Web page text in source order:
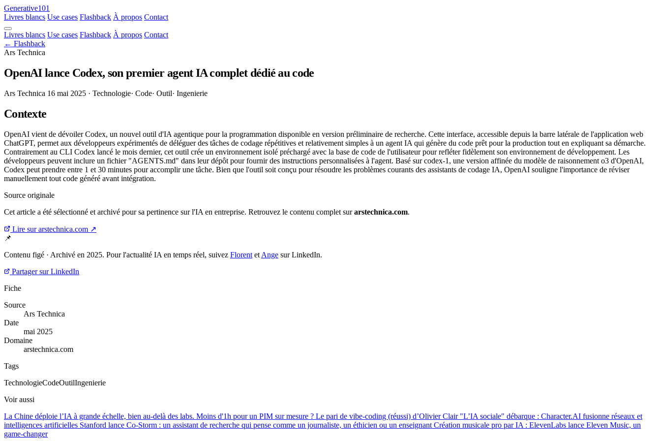
Generative101
Livres blancs Use cases Flashback À propos Contact
Livres blancs Use cases Flashback À propos Contact
← Flashback
Ars Technica
OpenAI lance Codex, son premier agent IA complet dédié au code
Ars Technica 16 mai 2025 · Technologie· Code· Outil· Ingenierie
Contexte
OpenAI vient de dévoiler Codex, un nouvel outil d'IA agentique pour la programmation disponible en version préliminaire de recherche. Cette interface, accessible depuis la barre latérale de l'application web
ChatGPT, permet aux développeurs expérimentés de déléguer des tâches de codage répétitives et relativement simples à un agent IA qui génère du code prêt pour la production tout en expliquant sa démarche.
Contrairement au CLI Codex lancé le mois dernier, cet outil crée un environnement isolé préchargé avec la base de code de l'utilisateur pour refléter fidèlement son environnement de développement. Les
développeurs peuvent inclure un fichier "AGENTS.md" dans leur dépôt pour fournir des instructions personnalisées à l'agent. Basé sur codex-1, une version affinée du modèle de raisonnement o3 d'OpenAI,
Codex peut prendre entre 1 et 30 minutes pour accomplir une tâche. Bien que l'outil soit conçu pour résoudre les problèmes courants des assistants de codage IA, OpenAI souligne l'importance de réviser
manuellement tout code généré avant intégration.
Source originale
Cet article a été sélectionné et archivé pour sa pertinence sur l'IA en entreprise. Retrouvez le contenu complet surarstechnica.com.
Lire sur arstechnica.com ↗
📌
Contenu figé · Archivé en 2025. Pour l'actualité IA en temps réel, suivez Florent et Ange sur LinkedIn.
Partager sur LinkedIn
Fiche
Source
Ars Technica
Date
mai 2025
Domaine
arstechnica.com
Tags
TechnologieCodeOutilIngenierie
Voir aussi
La Chine déploie l’IA à grande échelle, bien au-delà des labs. Moins d'1h pour un PIM sur mesure ? Le pari de vibe-coding (réussi) d’Olivier Clair "L’IA sociale" débarque : Character.AI fusionne réseaux et
intelligences artificielles Stanford lance Co-Storm : un assistant de recherche qui pense comme un journaliste, un éthicien ou un enseignant Création musicale pro par IA : ElevenLabs lance Eleven Music, un
game-changer